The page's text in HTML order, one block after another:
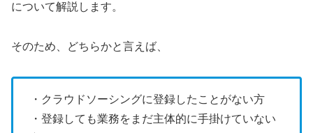
について解説します。
そのため、どちらかと言えば、
・クラウドソーシングに登録したことがない方
・登録しても業務をまだ主体的に手掛けていない